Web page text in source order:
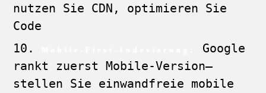
nutzen Sie CDN, optimieren Sie
Code
Google
rankt zuerst Mobile-Version—
stellen Sie einwandfreie mobile